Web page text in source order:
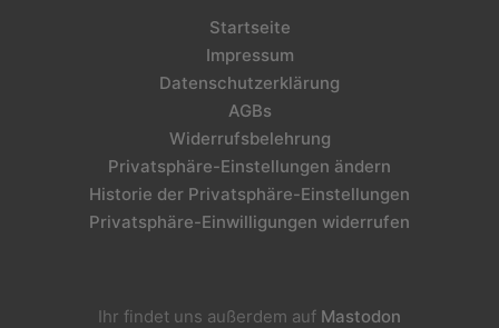
Startseite
Impressum
Datenschutzerklärung
AGBs
Widerrufsbelehrung
Privatsphäre-Einstellungen ändern
Historie der Privatsphäre-Einstellungen
Privatsphäre-Einwilligungen widerrufen
Ihr findet uns außerdem auf Mastodon